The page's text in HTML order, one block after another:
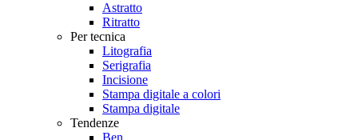
Astratto
Ritratto
Per tecnica
Litografia
Serigrafia
Incisione
Stampa digitale a colori
Stampa digitale
Tendenze
Ben